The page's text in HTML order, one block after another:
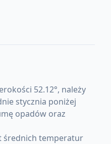
52.12°, należy
stycznia poniżej
opadów oraz
średnich temperatur